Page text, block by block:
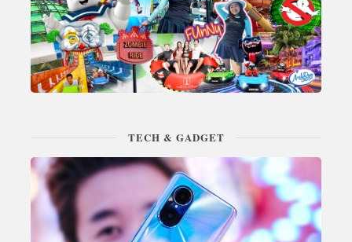
TECH & GADGET